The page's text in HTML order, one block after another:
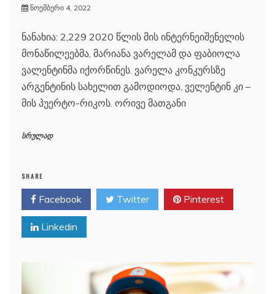
ნოემბერი 4, 2022
ნანახია: 2,229 2020 წლის მის ინტერნეიშენელის
მონაწილეებმა, მარიანა ვარელამ და ფაბიოლა
ვალენტინმა იქორწინეს. ვარელა კონკურსზე
არგენტინის სახელით გამოდიოდა, ველენტინ კი –
მის პუერტო-რიკოს. ორივე მათგანი
სრულად
SHARE
Facebook Twitter Pinterest
Linkedin